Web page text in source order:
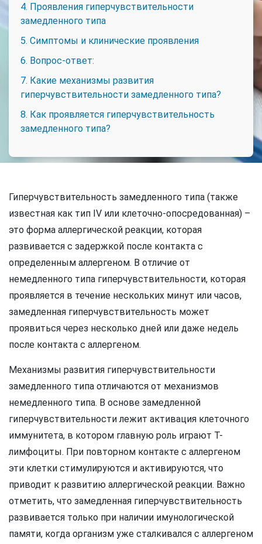
4. Проявления гиперчувствительности
замедленного типа
5. Симптомы и клинические проявления
6. Вопрос-ответ:
7. Какие механизмы развития
гиперчувствительности замедленного типа?
8. Как проявляется гиперчувствительность
замедленного типа?
Гиперчувствительность замедленного типа (также
известная как тип IV или клеточно-опосредованная) –
это форма аллергической реакции, которая
развивается с задержкой после контакта с
определенным аллергеном. В отличие от
немедленного типа гиперчувствительности, которая
проявляется в течение нескольких минут или часов,
замедленная гиперчувствительность может
проявиться через несколько дней или даже недель
после контакта с аллергеном.
Механизмы развития гиперчувствительности
замедленного типа отличаются от механизмов
немедленного типа. В основе замедленной
гиперчувствительности лежит активация клеточного
иммунитета, в котором главную роль играют Т-
лимфоциты. При повторном контакте с аллергеном
эти клетки стимулируются и активируются, что
приводит к развитию аллергической реакции. Важно
отметить, что замедленная гиперчувствительность
развивается только при наличии имунологической
памяти, когда организм уже сталкивался с аллергеном